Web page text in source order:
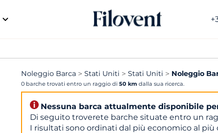
Noleggio Barca Stati Uniti Stati Uniti Noleggio
0 barche trovati entro un raggio di 50 km dalla sua ricerca.
Nessuna barca attualmente disponibile
Di seguito troverete barche situate entro un
I risultati sono ordinati dal più economico al più